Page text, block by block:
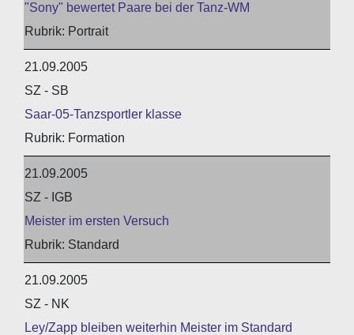
"Sony" bewertet Paare bei der Tanz-WM
Portrait
21.09.2005
SZ - SB
Saar-05-Tanzsportler klasse
Formation
21.09.2005
SZ - IGB
Meister im ersten Versuch
Standard
21.09.2005
SZ - NK
Ley/Zapp bleiben weiterhin Meister im Standard